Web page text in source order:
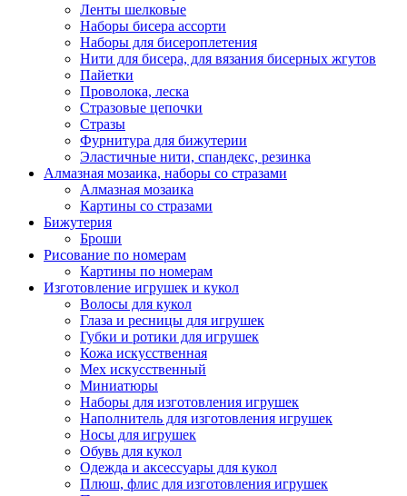
Ленты шелковые
Наборы бисера ассорти
Наборы для бисероплетения
Нити для бисера, для вязания бисерных жгутов
Пайетки
Проволока, леска
Стразовые цепочки
Стразы
Фурнитура для бижутерии
Эластичные нити, спандекс, резинка
Алмазная мозаика, наборы со стразами
Алмазная мозаика
Картины co стразами
Бижутерия
Броши
Рисование по номерам
Картины по номерам
Изготовление игрушек и кукол
Волосы для кукол
Глаза и ресницы для игрушек
Губки и ротики для игрушек
Кожа искусственная
Мех искусственный
Миниатюры
Наборы для изготовления игрушек
Наполнитель для изготовления игрушек
Носы для игрушек
Обувь для кукол
Одежда и аксессуары для кукол
Плюш, флис для изготовления игрушек